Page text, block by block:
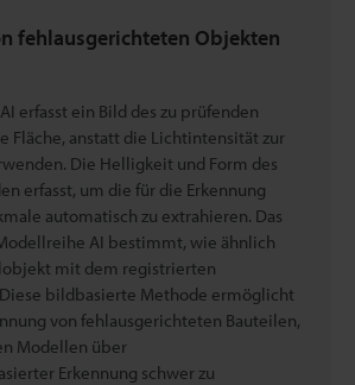
fehlausgerichteten Objekten
erfasst ein Bild des zu prüfenden
Fläche, anstatt die Lichtintensität zur
Die Helligkeit und Form des
erfasst, um die für die Erkennung
automatisch zu extrahieren. Das
AI bestimmt, wie ähnlich
mit dem registrierten
bildbasierte Methode ermöglicht
von fehlausgerichteten Bauteilen,
Modellen über
Erkennung schwer zu